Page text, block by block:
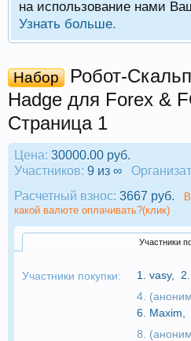
на использование нами
Узнать больше.
Набор
Робот-
Hadge для Forex &
Страница 1
Цена: 30000.00 руб.
Участников: 9 из ∞
Расчетный взнос: 3667 руб.
В
какой валюте оплачивать?(клик)
Участники
Участники покупки: 1. vasy, 2.
4.
6. Maxim
8.